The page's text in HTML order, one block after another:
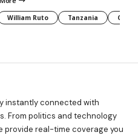
William Ruto Tanzania CAF
instantly connected with
From politics and technology
provide real-time coverage you